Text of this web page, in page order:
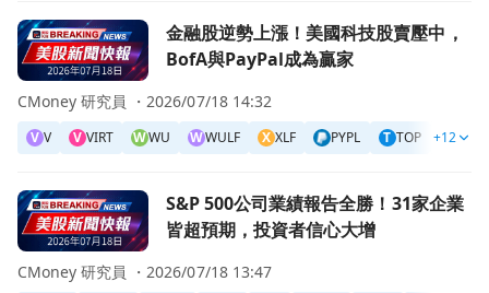
前往金融股逆勢上漲！美國科技股賣壓中，BofA與PayPal成
金融股逆勢上漲！美國科技股賣壓中，
BofA與PayPal成為贏家
V V V VIRT WWU WWULF X XLF PYPL T TOP T TRV
+12
CMoney 研究員 ・ 2026/07/18 14:32
前往S&P 500公司業績報告全勝！31家企業皆超預期，投資
S&P 500公司業績報告全勝！31家企業
皆超預期，投資者信心大增
CMoney 研究員 ・ 2026/07/18 13:47